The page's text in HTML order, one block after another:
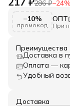
286 ₽−24%
−10%
промокод
ОПТ
При
Преимущества
Доставка в
Оплата —
Удобный
Доставка